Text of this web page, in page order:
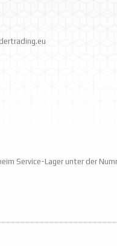
Service-Lager unter der